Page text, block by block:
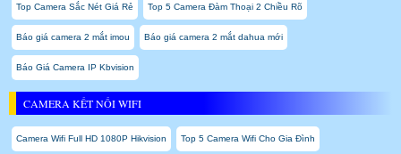
Top Camera Sắc Nét Giá Rẻ Top 5 Camera Đàm Thoại 2 Chiều Rõ
Báo giá camera 2 mắt imou Báo giá camera 2 mắt dahua mới
Báo Giá Camera IP Kbvision
CAMERA KẾT NỐI WIFI
Camera Wifi Full HD 1080P Hikvision Top 5 Camera Wifi Cho Gia Đình